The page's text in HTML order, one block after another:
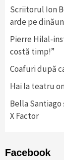
Scriitorul Ion
arde pe
Pierre Hilal-
costă timp!”
Coafuri după
Hai la teatru
Bella Santiago
X Factor
Facebook